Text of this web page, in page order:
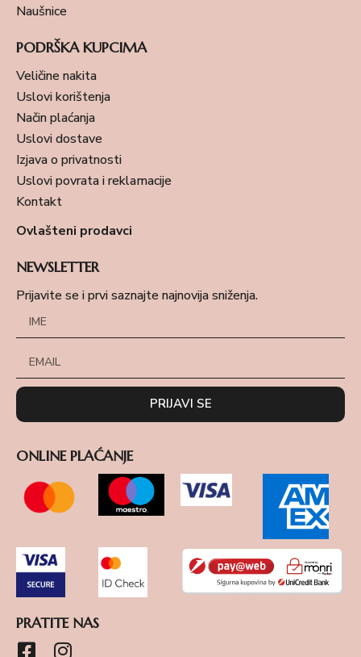
Naušnice
PODRŠKA KUPCIMA
Veličine nakita
Uslovi korištenja
Način plaćanja
Uslovi dostave
Izjava o privatnosti
Uslovi povrata i reklamacije
Kontakt
Ovlašteni prodavci
NEWSLETTER
Prijavite se i prvi saznajte najnovija sniženja.
PRIJAVI SE
ONLINE PLAĆANJE
PRATITE NAS